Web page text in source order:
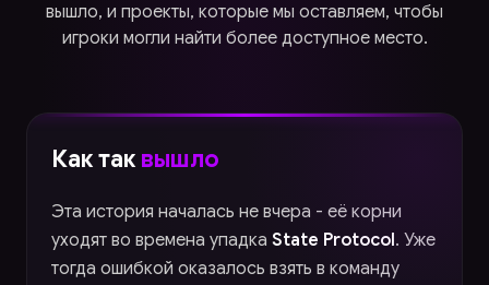
вышло, и проекты, которые мы оставляем, чтобы
игроки могли найти более доступное место.
Как так вышло
Эта история началась не вчера - её корни
уходят во времена упадка State Protocol. Уже
тогда ошибкой оказалось взять в команду